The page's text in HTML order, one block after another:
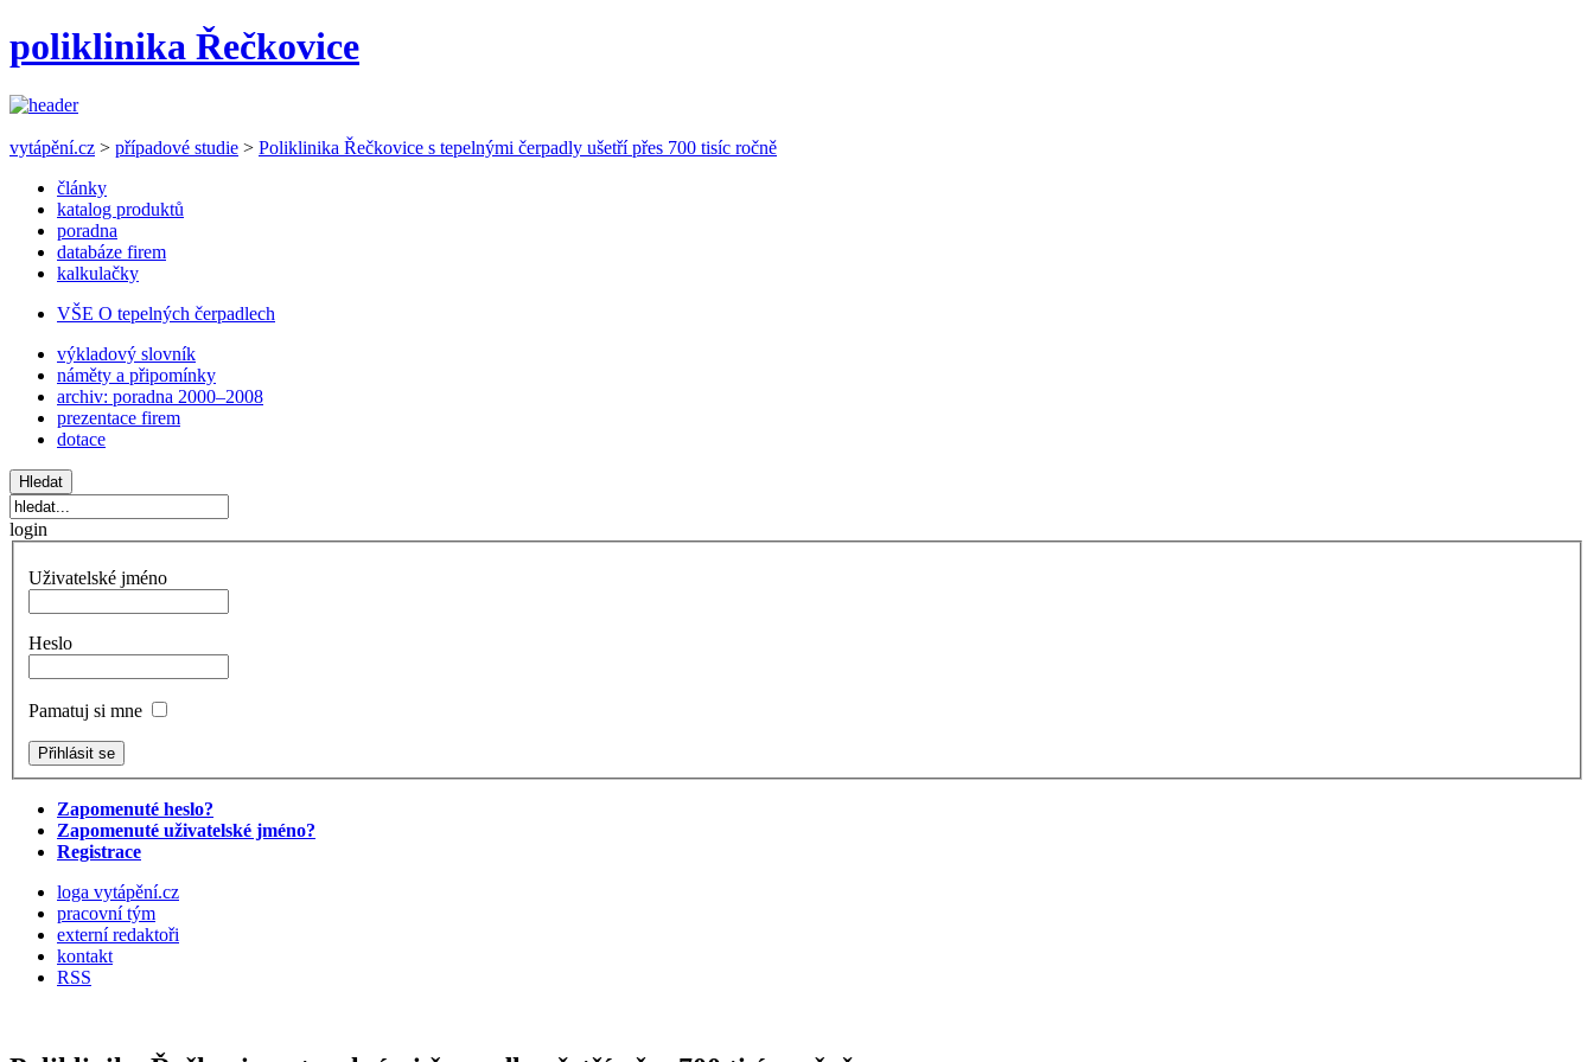
poliklinika Řečkovice
vytápění.cz > případové studie > Poliklinika Řečkovice s tepelnými čerpadly ušetří přes 700 tisíc ročně
články
katalog produktů
poradna
databáze firem
kalkulačky
VŠE O tepelných čerpadlech
výkladový slovník
náměty a připomínky
archiv: poradna 2000–2008
prezentace firem
dotace
login
Uživatelské jméno
Heslo
Pamatuj si mne
Zapomenuté heslo?
Zapomenuté uživatelské jméno?
Registrace
loga vytápění.cz
pracovní tým
externí redaktoři
kontakt
RSS